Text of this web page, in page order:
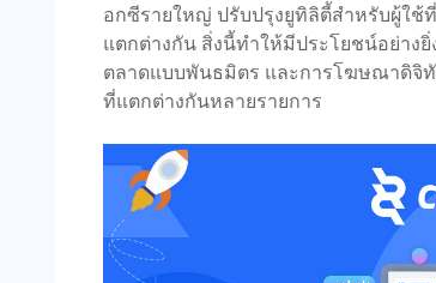
อกซีรายใหญ่ ปรับปรุงยูทิลิตี้สำหรับผู้ใ
แตกต่างกัน สิ่งนี้ทำให้มีประโยชน์อย่างยิ่
ตลาดแบบพันธมิตร และการโฆษณาดิจิ
ที่แตกต่างกันหลายรายการ